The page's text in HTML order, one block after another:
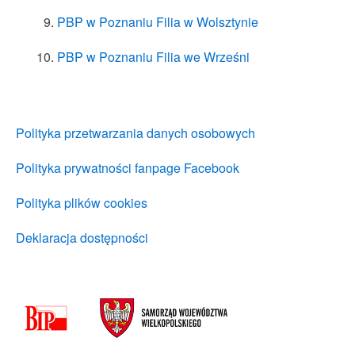
PBP w Poznaniu Filia w Wolsztynie
PBP w Poznaniu Filia we Wrześni
Polityka przetwarzania danych osobowych
Polityka prywatności fanpage Facebook
Polityka plików cookies
Deklaracja dostępności